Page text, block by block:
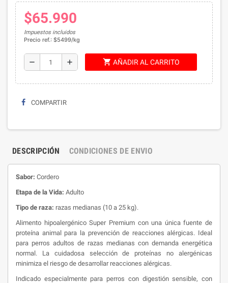
$65.990
Impuestos incluidos
Precio ref.: $5499/kg
remove add shopping_cart AÑADIR AL CARRITO
COMPARTIR
DESCRIPCIÓN CONDICIONES DE ENVIO
Sabor: Cordero
Etapa de la Vida: Adulto
Tipo de raza: razas medianas (10 a 25 kg).
Alimento hipoalergénico Super Premium con una única fuente de
proteína animal para la prevención de reacciones alérgicas. Ideal
para perros adultos de razas medianas con demanda energética
normal. La cuidadosa selección de proteínas no alergénicas
minimiza el riesgo de desarrollar reacciones alérgicas.
Indicado especialmente para perros con digestión sensible, con